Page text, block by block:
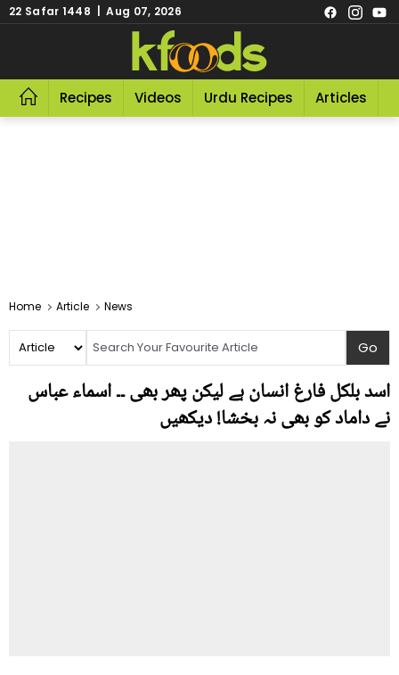
22 Safar 1448 | Aug 07, 2026
Recipes Videos Urdu Recipes Articles
Home Article News
اسد بلکل فارغ انسان ہے لیکن پھر بھی ۔۔ اسماء عباس
نے داماد کو بھی نہ بخشا! دیکھیں